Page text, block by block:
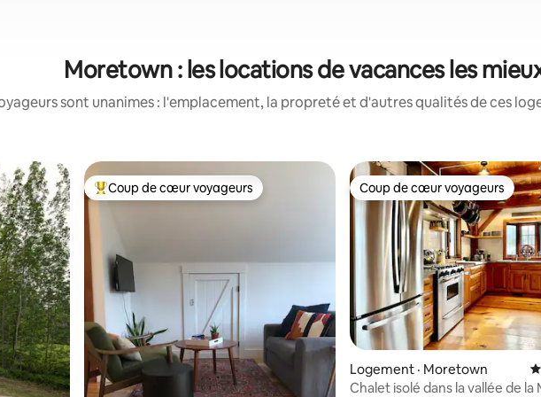
Moretown : les locations de vacances les
sont unanimes : l'emplacement, la propreté et d'autres qualités de ces
les plus aimés Coup de cœur voyageurs parmi les plus aimés
Coup de cœur voyageurs Coup de cœur voyageurs
Coup de cœur voyageurs
Logement · Moretown
Chalet isolé dans la vallée de la